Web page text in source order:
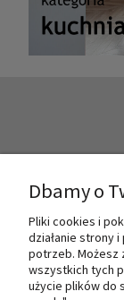
Dbamy o
Pliki cookies i
działanie strony
potrzeb. Możesz
wszystkich tych
użycie plików do